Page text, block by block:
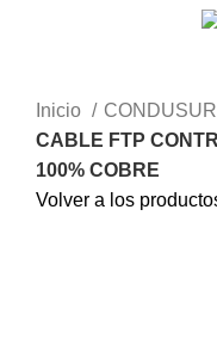
Inicio CONDUSUR
CABLE FTP
100% COBRE
Volver a los